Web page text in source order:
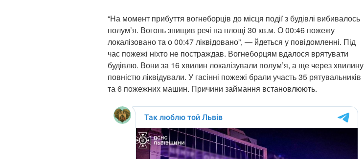
“На момент прибуття вогнеборців до місця події з будівлі вибивалось
полум’я. Вогонь знищив речі на площі 30 кв.м. О 00:46 пожежу
локалізовано та о 00:47 ліквідовано”, — йдеться у повідомленні. Під
час пожежі ніхто не постраждав. Вогнеборцям вдалося врятувати
будівлю. Вони за 16 хвилин локалізували полум’я, а ще через хвилину
повністю ліквідували. У гасінні пожежі брали участь 35 рятувальників
та 6 пожежних машин. Причини займання встановлюють.